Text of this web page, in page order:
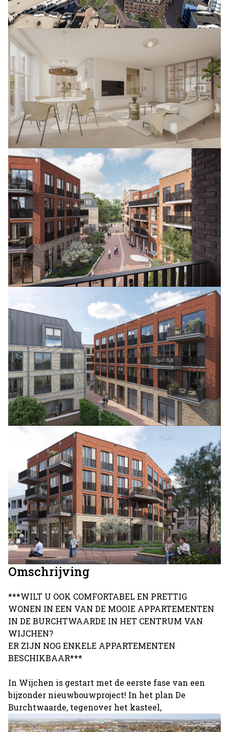
Omschrijving
***WILT U OOK COMFORTABEL EN PRETTIG
WONEN IN EEN VAN DE MOOIE APPARTEMENTEN
IN DE BURCHTWAARDE IN HET CENTRUM VAN
WIJCHEN?
ER ZIJN NOG ENKELE APPARTEMENTEN
BESCHIKBAAR***
In Wijchen is gestart met de eerste fase van een
bijzonder nieuwbouwproject! In het plan De
Burchtwaarde, tegenover het kasteel,